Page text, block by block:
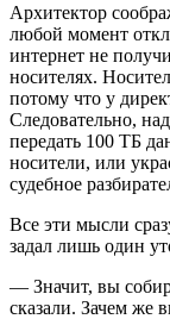
Архитектор
любой момент
интернет не
носителях.
потому что у
Следовательно,
передать 100 ТБ
носители, или
судебное
Все эти мысли
задал лишь один
— Значит, вы
сказали. Зачем же